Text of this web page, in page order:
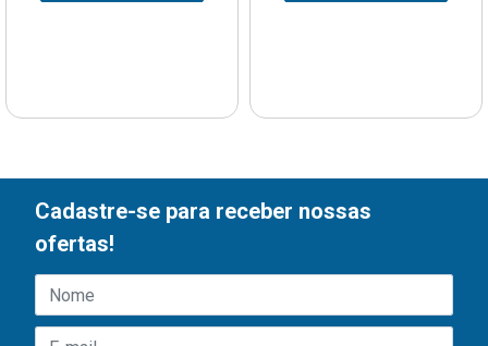
Cadastre-se para receber nossas
ofertas!